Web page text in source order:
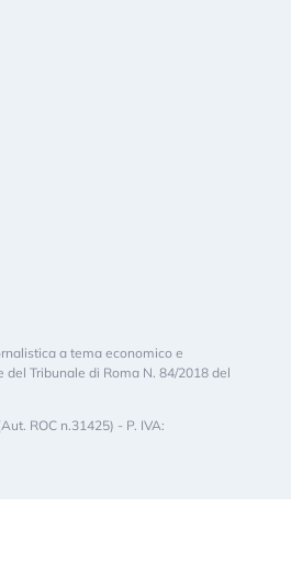
a tema economico e
Tribunale di Roma N. 84/2018 del
ROC n.31425) - P. IVA: